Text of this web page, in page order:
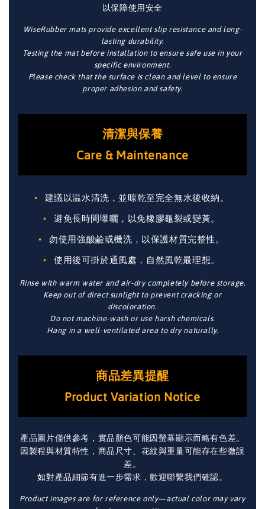
以保障使用安全
WiseRubber mats provide excellent slip resistance and long-
lasting durability.
Testing the mat before installation to ensure safe use in your
specific environment.
Please check that the surface is clean and level to ensure
proper adhesion and safety.
清潔與保養
Care & Maintenance
建議以温水清洗，並晾乾至完全無水後收納。
避免長時間曝曬，以免橡膠龜裂或變黃。
勿使用強酸鹼或機洗，以保護材質完整性。
使用後可掛於通風處，自然風乾最理想。
Rinse with warm water and air-dry completely before storage.
Keep out of direct sunlight to prevent cracking or
discoloration.
Do not machine-wash or use harsh chemicals.
Hang in a well-ventilated area to dry naturally.
商品差異提醒
Product Variation Notice
產品圖片僅供參考，實品顏色可能因螢幕顯示而略有色差。
因製程與材質特性，商品尺寸、花紋與重量可能存在些微誤
差。
如對產品細節有進一步需求，歡迎聯繫我們確認。
Product images are for reference only—actual color may vary